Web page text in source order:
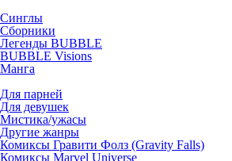
Синглы
Сборники
Легенды BUBBLE
BUBBLE Visions
Манга
Для парней
Для девушек
Мистика/ужасы
Другие жанры
Комиксы Гравити Фолз (Gravity Falls)
Комиксы Marvel Universe